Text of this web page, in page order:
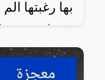
بها رغبتها الم
في واحدة من
مفرطة في
زوجية مشروعة
المقال